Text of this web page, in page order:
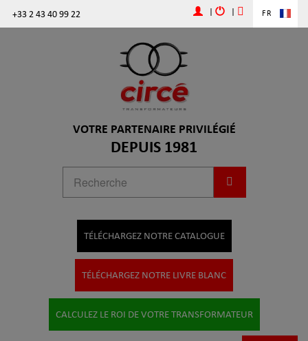
+33 2 43 40 99 22 FR
VOTRE PARTENAIRE PRIVILÉGIÉ
DEPUIS 1981
TÉLÉCHARGEZ NOTRE CATALOGUE
TÉLÉCHARGEZ NOTRE LIVRE BLANC
CALCULEZ LE ROI DE VOTRE TRANSFORMATEUR